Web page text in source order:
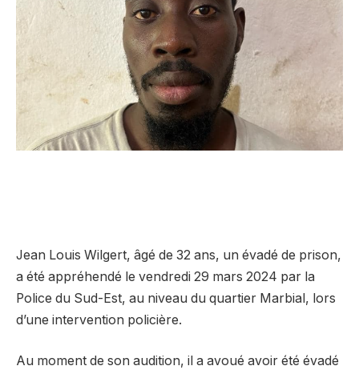
Jean Louis Wilgert, âgé de 32 ans, un évadé de prison,
a été appréhendé le vendredi 29 mars 2024 par la
Police du Sud-Est, au niveau du quartier Marbial, lors
d’une intervention policière.
Au moment de son audition, il a avoué avoir été évadé